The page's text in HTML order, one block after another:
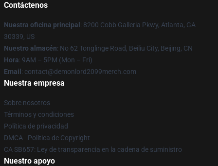
Contáctenos
Nuestra oficina principal : 8200 Cobb Galleria Pkwy, Atlanta, GA
30339, US
Nuestro almacén: No 62 Tonglinge Road, Beiliu City, Beijing, CN
Hora: 9AM – 5PM (Mon – Fri)
Email : contact@demonlord2099merch.com
Nuestra empresa
Sobre nosotros
Términos y condiciones
Política de privacidad
DMCA - Política de Copyright
CA SB657: Ley de transparencia en la cadena de suministro
Nuestro apoyo